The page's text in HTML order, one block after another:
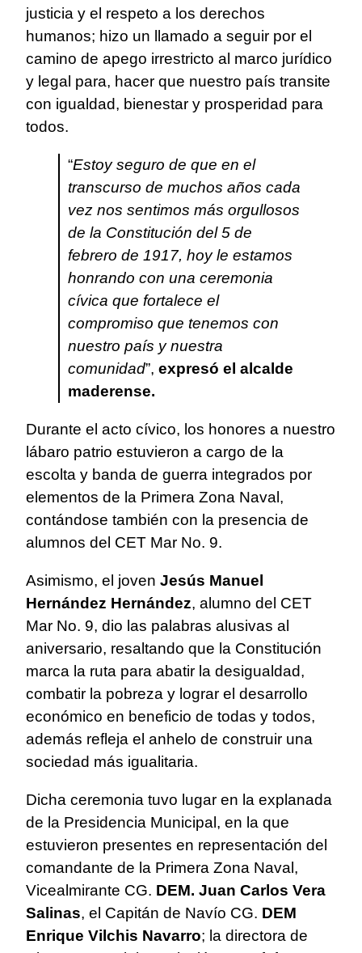
justicia y el respeto a los derechos
humanos; hizo un llamado a seguir por el
camino de apego irrestricto al marco jurídico
y legal para, hacer que nuestro país transite
con igualdad, bienestar y prosperidad para
todos.
“Estoy seguro de que en el
transcurso de muchos años cada
vez nos sentimos más orgullosos
de la Constitución del 5 de
febrero de 1917, hoy le estamos
honrando con una ceremonia
cívica que fortalece el
compromiso que tenemos con
nuestro país y nuestra
comunidad”, expresó el alcalde
maderense.
Durante el acto cívico, los honores a nuestro
lábaro patrio estuvieron a cargo de la
escolta y banda de guerra integrados por
elementos de la Primera Zona Naval,
contándose también con la presencia de
alumnos del CET Mar No. 9.
Asimismo, el joven Jesús Manuel
Hernández Hernández, alumno del CET
Mar No. 9, dio las palabras alusivas al
aniversario, resaltando que la Constitución
marca la ruta para abatir la desigualdad,
combatir la pobreza y lograr el desarrollo
económico en beneficio de todas y todos,
además refleja el anhelo de construir una
sociedad más igualitaria.
Dicha ceremonia tuvo lugar en la explanada
de la Presidencia Municipal, en la que
estuvieron presentes en representación del
comandante de la Primera Zona Naval,
Vicealmirante CG. DEM. Juan Carlos Vera
Salinas, el Capitán de Navío CG. DEM
Enrique Vilchis Navarro; la directora de